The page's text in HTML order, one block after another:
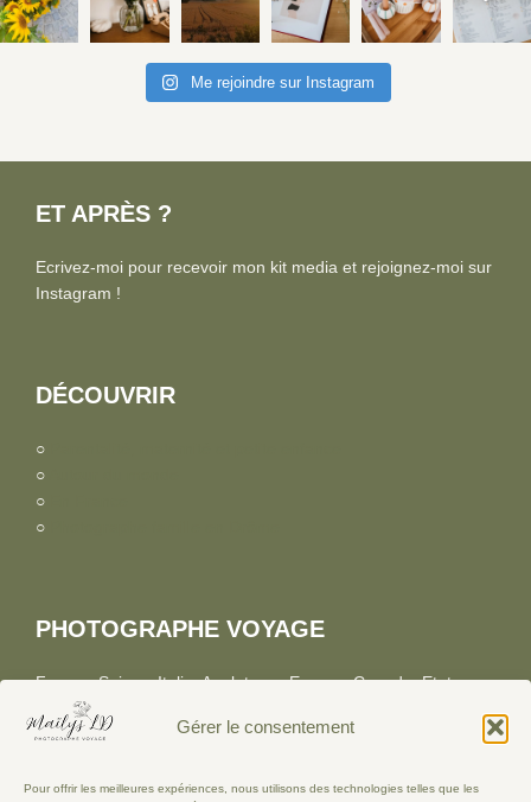
Gérer le consentement
Pour offrir les meilleures expériences, nous utilisons des technologies telles que les
Me rejoindre sur Instagram
ET APRÈS ?
Ecrivez-moi pour recevoir mon kit media et rejoignez-moi sur
Instagram !
DÉCOUVRIR
○
○
○
○
PHOTOGRAPHE VOYAGE
France, Suisse, Italie, Angleterre, Europe, Canada, Etats-
Unis, Asie.